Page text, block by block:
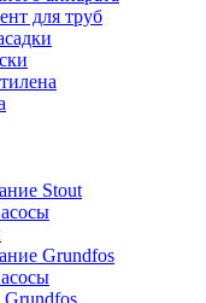
для труб
Stout
Grundfos